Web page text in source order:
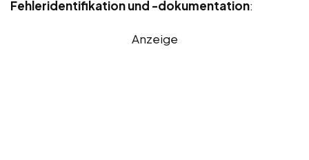
Fehleridentifikation und -dokumentation:
Anzeige